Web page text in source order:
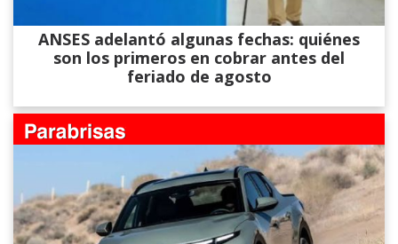
ANSES adelantó algunas fechas: quiénes
son los primeros en cobrar antes del
feriado de agosto